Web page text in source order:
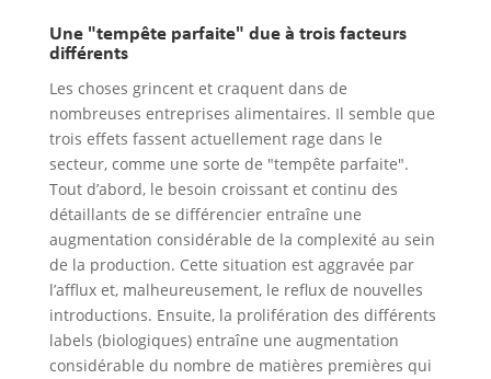
Une "tempête parfaite" due à trois facteurs
différents
Les choses grincent et craquent dans de
nombreuses entreprises alimentaires. Il semble que
trois effets fassent actuellement rage dans le
secteur, comme une sorte de "tempête parfaite".
Tout d’abord, le besoin croissant et continu des
détaillants de se différencier entraîne une
augmentation considérable de la complexité au sein
de la production. Cette situation est aggravée par
l’afflux et, malheureusement, le reflux de nouvelles
introductions. Ensuite, la prolifération des différents
labels (biologiques) entraîne une augmentation
considérable du nombre de matières premières qui